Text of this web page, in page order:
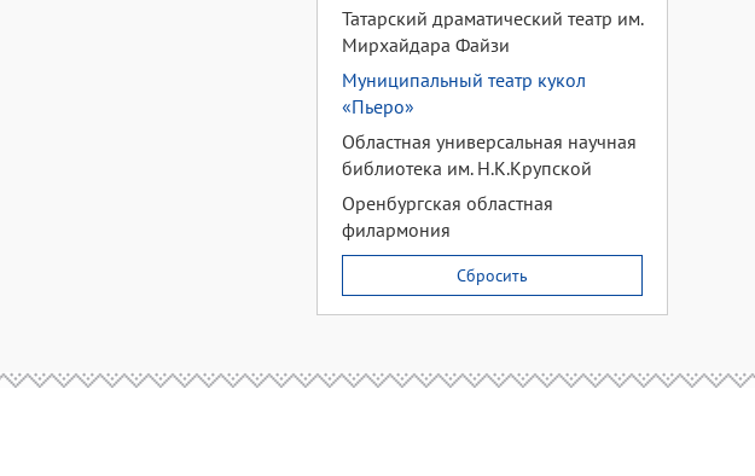
Татарский драматический театр им.
Мирхайдара Файзи
Муниципальный театр кукол
«Пьеро»
Областная универсальная научная
библиотека им. Н.К.Крупской
Оренбургская областная
филармония
Сбросить